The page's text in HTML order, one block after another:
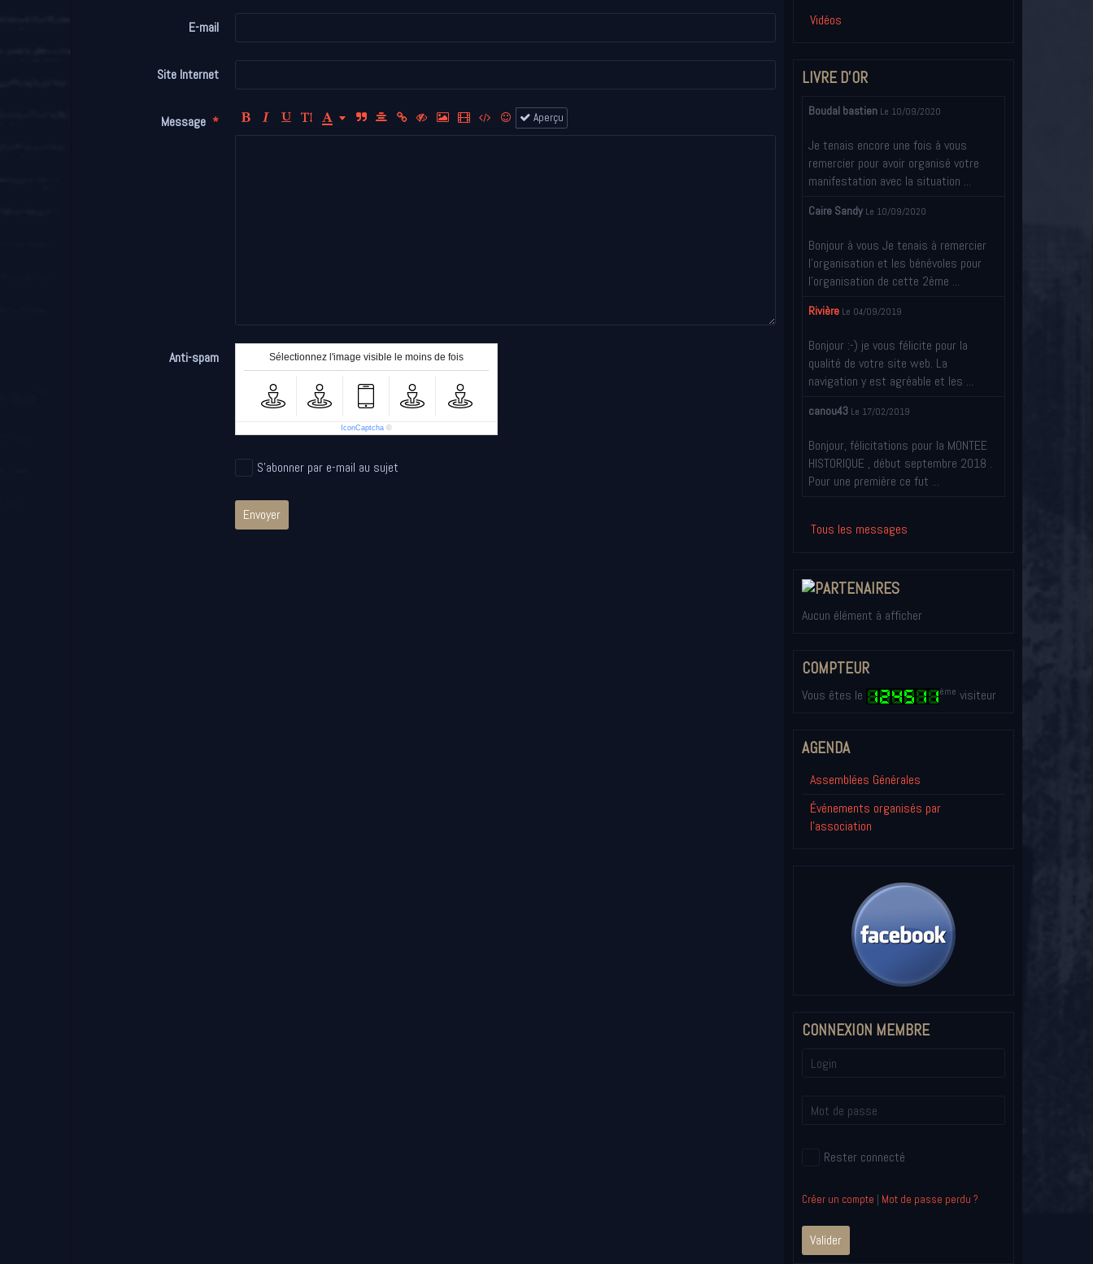
E-mail
Site Internet
Message Aperçu
Anti-spam Sélectionnez l'image visible le moins de fois
IconCaptcha ©
S'abonner par e-mail au sujet
Envoyer
Vidéos
LIVRE D'OR
Boudal bastien Le 10/09/2020
Je tenais encore une fois à vous
remercier pour avoir organisé votre
manifestation avec la situation ...
Caire Sandy Le 10/09/2020
Bonjour à vous Je tenais à remercier
l’organisation et les bénévoles pour
l’organisation de cette 2ème ...
Rivière Le 04/09/2019
Bonjour :-) je vous félicite pour la
qualité de votre site web. La
navigation y est agréable et les ...
canou43 Le 17/02/2019
Bonjour, félicitations pour la MONTEE
HISTORIQUE , début septembre 2018 .
Pour une première ce fut ...
Tous les messages
Aucun élément à afficher
COMPTEUR
Vous êtes le ème visiteur
AGENDA
Assemblées Générales
Événements organisés par
l'association
CONNEXION MEMBRE
Rester connecté
Créer un compte | Mot de passe perdu ?
Valider